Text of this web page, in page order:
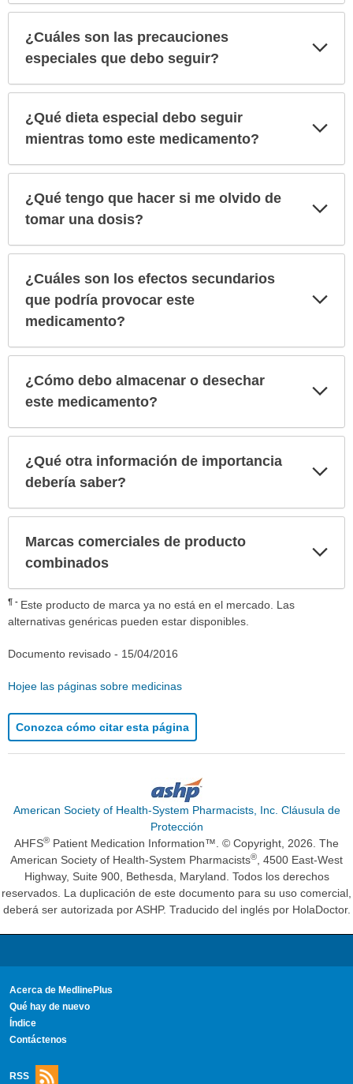
¿Cuáles son las precauciones
especiales que debo seguir?
¿Qué dieta especial debo seguir
mientras tomo este medicamento?
¿Qué tengo que hacer si me olvido de
tomar una dosis?
¿Cuáles son los efectos secundarios
que podría provocar este
medicamento?
¿Cómo debo almacenar o desechar
este medicamento?
¿Qué otra información de importancia
debería saber?
Marcas comerciales de producto
combinados
¶
Este producto de marca ya no está en el mercado. Las
alternativas genéricas pueden estar disponibles.
Documento revisado - 15/04/2016
Hojee las páginas sobre medicinas
Conozca cómo citar esta página
American Society of Health-System Pharmacists, Inc. Cláusula de
Protección
AHFS® Patient Medication Information™. © Copyright, 2026. The
American Society of Health-System Pharmacists®, 4500 East-West
Highway, Suite 900, Bethesda, Maryland. Todos los derechos
reservados. La duplicación de este documento para su uso comercial,
deberá ser autorizada por ASHP. Traducido del inglés por HolaDoctor.
Acerca de MedlinePlus
Qué hay de nuevo
Índice
Contáctenos
RSS